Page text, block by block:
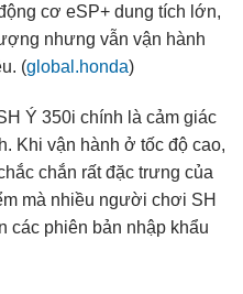
cơ eSP+ dung tích lớn,
nhưng vẫn vận hành
(global.honda)
Ý 350i chính là cảm giác
Khi vận hành ở tốc độ cao,
chắn rất đặc trưng của
mà nhiều người chơi SH
các phiên bản nhập khẩu